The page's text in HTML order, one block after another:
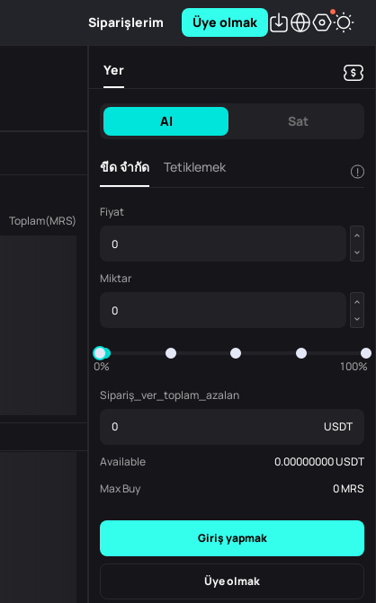
Siparişlerim Üye olmak
Toplam(MRS)
Yer
Al Sat
ขีด จำกัด Tetiklemek !
Fiyat
Miktar
0%
100%
Sipariş_ver_toplam_azalan
USDT
Available 0.00000000USDT
Max Buy
0MRS
Giriş yapmak
Üye olmak